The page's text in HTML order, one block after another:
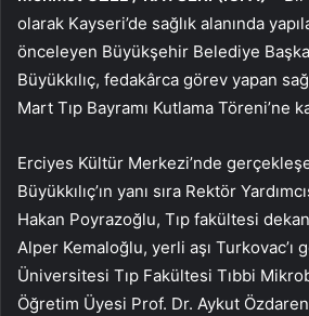
olarak Kayseri’de sağlık alanında
önceleyen Büyükşehir Belediye
Büyükkılıç, fedakârca görev yapan
Mart Tıp Bayramı Kutlama Töreni’ne
Erciyes Kültür Merkezi’nde
Büyükkılıç’ın yanı sıra Rektör
Hakan Poyrazoğlu, Tıp fakültesi
Alper Kemaloğlu, yerli aşı Turkovac’ı
Üniversitesi Tıp Fakültesi Tıbbi
Öğretim Üyesi Prof. Dr. Aykut